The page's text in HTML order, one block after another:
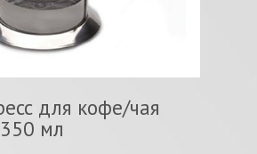
для кофе/чая
мл